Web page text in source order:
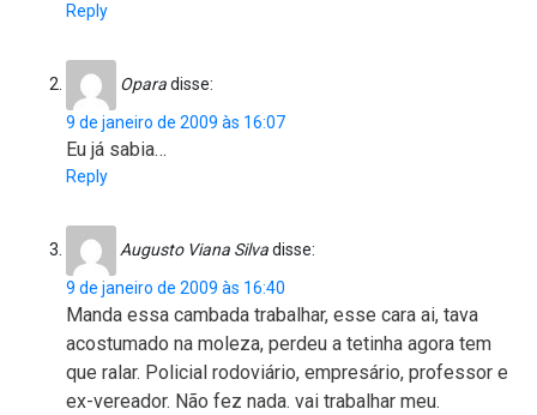
Reply
Oparadisse:
9 de janeiro de 2009 às 16:07
Eu já sabia…
Reply
Augusto Viana Silvadisse:
9 de janeiro de 2009 às 16:40
Manda essa cambada trabalhar, esse cara ai, tava
acostumado na moleza, perdeu a tetinha agora tem
que ralar. Policial rodoviário, empresário, professor e
ex-vereador. Não fez nada. vai trabalhar meu.